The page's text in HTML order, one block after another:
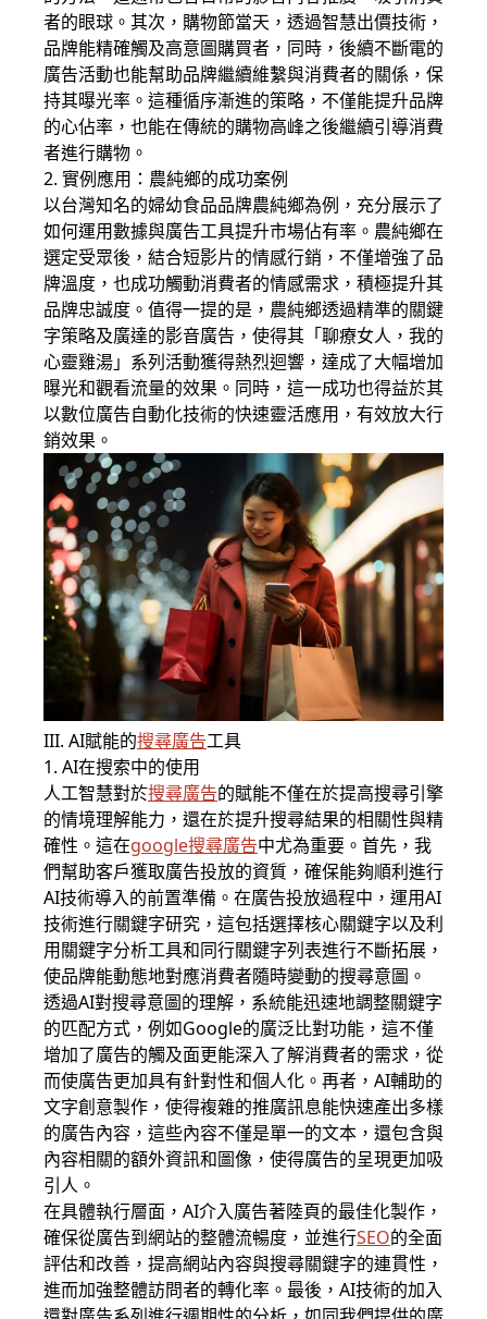
者的眼球。其次，購物節當天，透過智慧出價技術，
品牌能精確觸及高意圖購買者，同時，後續不斷電的
廣告活動也能幫助品牌繼續維繫與消費者的關係，保
持其曝光率。這種循序漸進的策略，不僅能提升品牌
的心佔率，也能在傳統的購物高峰之後繼續引導消費
者進行購物。
2. 實例應用：農純鄉的成功案例
以台灣知名的婦幼食品品牌農純鄉為例，充分展示了
如何運用數據與廣告工具提升市場佔有率。農純鄉在
選定受眾後，結合短影片的情感行銷，不僅增強了品
牌溫度，也成功觸動消費者的情感需求，積極提升其
品牌忠誠度。值得一提的是，農純鄉透過精準的關鍵
字策略及廣達的影音廣告，使得其「聊療女人，我的
心靈雞湯」系列活動獲得熱烈迴響，達成了大幅增加
曝光和觀看流量的效果。同時，這一成功也得益於其
以數位廣告自動化技術的快速靈活應用，有效放大行
銷效果。
III. AI賦能的搜尋廣告工具
1. AI在搜索中的使用
人工智慧對於搜尋廣告的賦能不僅在於提高搜尋引擎
的情境理解能力，還在於提升搜尋結果的相關性與精
確性。這在google搜尋廣告中尤為重要。首先，我
們幫助客戶獲取廣告投放的資質，確保能夠順利進行
AI技術導入的前置準備。在廣告投放過程中，運用AI
技術進行關鍵字研究，這包括選擇核心關鍵字以及利
用關鍵字分析工具和同行關鍵字列表進行不斷拓展，
使品牌能動態地對應消費者隨時變動的搜尋意圖。
透過AI對搜尋意圖的理解，系統能迅速地調整關鍵字
的匹配方式，例如Google的廣泛比對功能，這不僅
增加了廣告的觸及面更能深入了解消費者的需求，從
而使廣告更加具有針對性和個人化。再者，AI輔助的
文字創意製作，使得複雜的推廣訊息能快速產出多樣
的廣告內容，這些內容不僅是單一的文本，還包含與
內容相關的額外資訊和圖像，使得廣告的呈現更加吸
引人。
在具體執行層面，AI介入廣告著陸頁的最佳化製作，
確保從廣告到網站的整體流暢度，並進行SEO的全面
評估和改善，提高網站內容與搜尋關鍵字的連貫性，
進而加強整體訪問者的轉化率。最後，AI技術的加入